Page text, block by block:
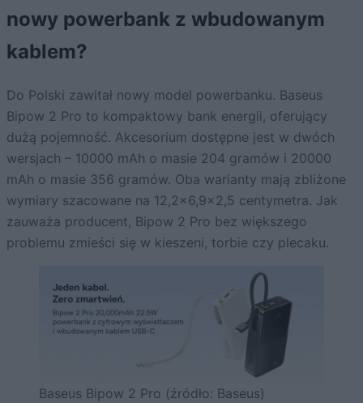
nowy powerbank z wbudowanym
kablem?
Do Polski zawitał nowy model powerbanku. Baseus
Bipow 2 Pro to kompaktowy bank energii, oferujący
dużą pojemność. Akcesorium dostępne jest w dwóch
wersjach – 10000 mAh o masie 204 gramów i 20000
mAh o masie 356 gramów. Oba warianty mają zbliżone
wymiary szacowane na 12,2×6,9×2,5 centymetra. Jak
zauważa producent, Bipow 2 Pro bez większego
problemu zmieści się w kieszeni, torbie czy plecaku.
Baseus Bipow 2 Pro (źródło: Baseus)